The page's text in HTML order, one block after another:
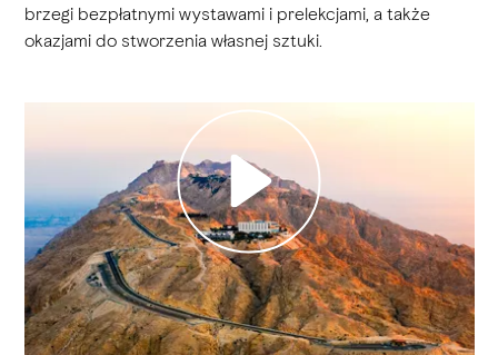
brzegi bezpłatnymi wystawami i prelekcjami, a także
okazjami do stworzenia własnej sztuki.
Play